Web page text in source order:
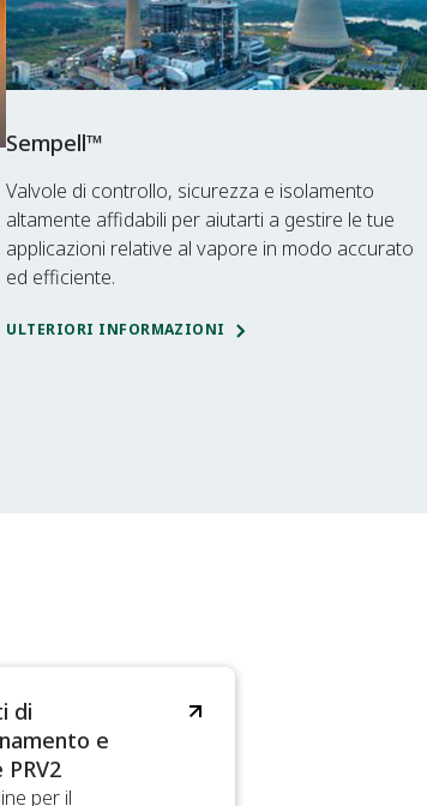
Sempell™
Valvole di controllo, sicurezza e isolamento
altamente affidabili per aiutarti a gestire le tue
applicazioni relative al vapore in modo accurato
ed efficiente.​​
ULTERIORI INFORMAZIONI
di
e
per il